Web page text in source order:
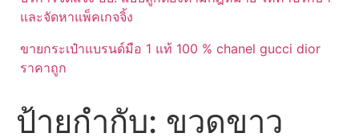
และจัดหาแพ็คเกจจิ้ง
ขายกระเป๋าแบรนด์มือ 1 แท้ 100 % chanel gucci dior
ราคาถูก
ป้ายกำกับ: ขวดขาว